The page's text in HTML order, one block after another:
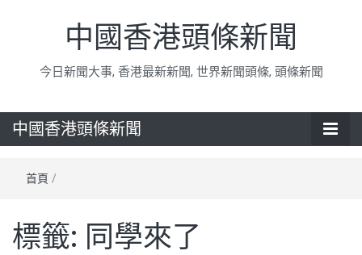
中國香港頭條新聞
今日新聞大事, 香港最新新聞, 世界新聞頭條, 頭條新聞
中國香港頭條新聞
首頁 /
標籤: 同學來了